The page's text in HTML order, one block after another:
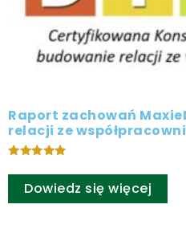
Raport zachowań
relacji ze
5.00
na 5Dowiedz się więcej